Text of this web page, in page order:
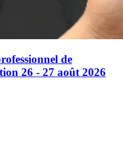
de
26 - 27 août 2026